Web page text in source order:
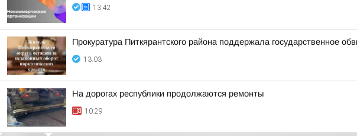
13:42
Прокуратура Питкярантского района поддержала государственное
13:03
На дорогах республики продолжаются ремонты
10:29